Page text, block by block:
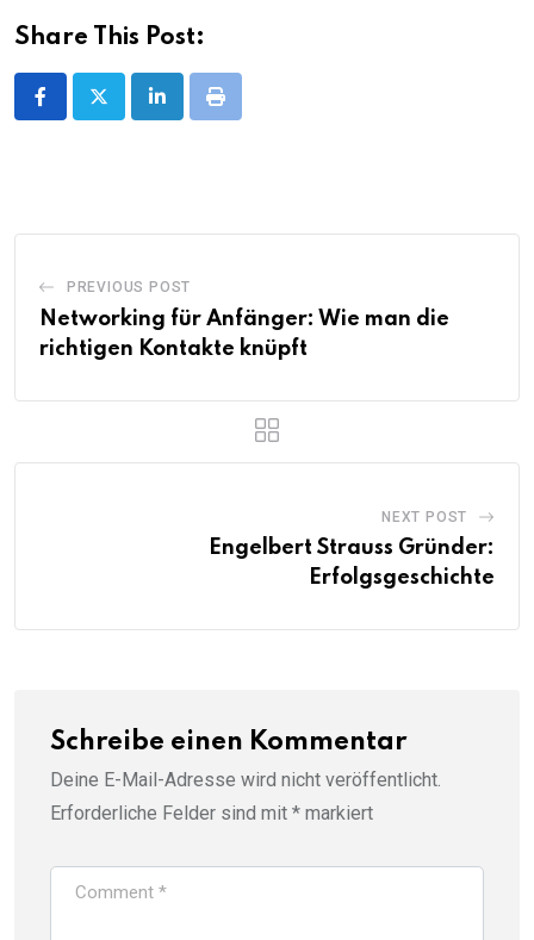
Share This Post:
LinkedInPrint
PREVIOUS POST
Networking für Anfänger: Wie man die
richtigen Kontakte knüpft
NEXT POST
Engelbert Strauss Gründer:
Erfolgsgeschichte
Schreibe einen Kommentar
Deine E-Mail-Adresse wird nicht veröffentlicht.
Erforderliche Felder sind mit * markiert